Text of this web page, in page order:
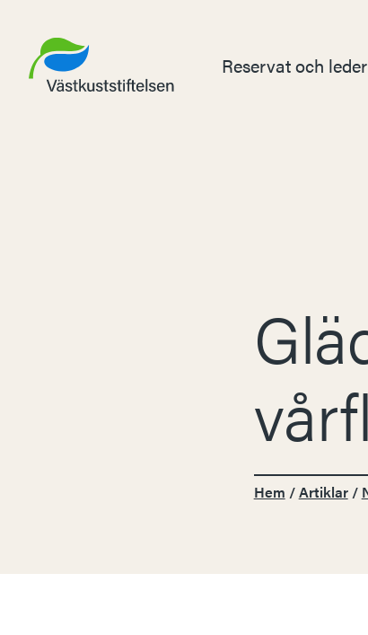
Reservat och leder
Hem /Artiklar/